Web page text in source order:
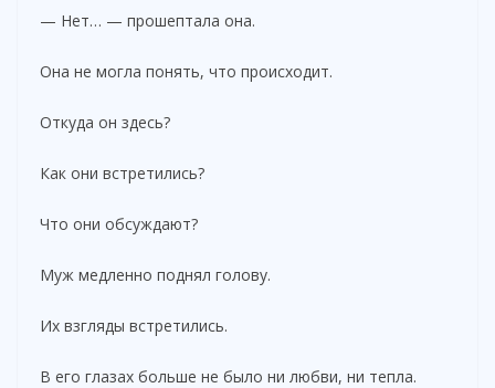
— Нет… — прошептала она.
Она не могла понять, что происходит.
Откуда он здесь?
Как они встретились?
Что они обсуждают?
Муж медленно поднял голову.
Их взгляды встретились.
В его глазах больше не было ни любви, ни тепла.